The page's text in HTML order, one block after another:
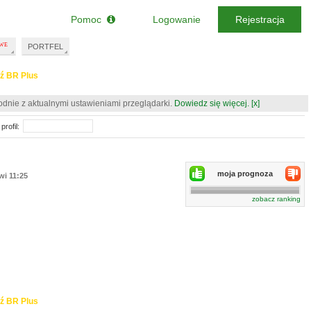
BR Plus
z aktualnymi ustawieniami przeglądarki. Dowiedz się więcej. [x]
11:25 moja prognoza
zobacz ranking
BR Plus
PORTFEL
Pomoc Logowanie Rejestracja